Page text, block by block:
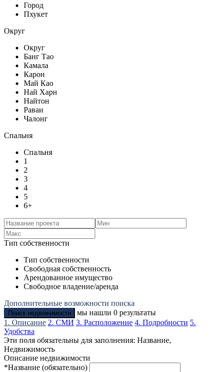
Город
Пхукет
Округ
Округ
Банг Тао
Камала
Карон
Май Као
Най Харн
Найтон
Раваи
Чалонг
Спальня
Спальня
1
2
3
4
5
6+
Тип собственности
Тип собственности
Свободная собственность
Арендованное имущество
Свободное владение/аренда
Дополнительные возможности поиска
Поиск недвижимости мы нашли 0 результаты
1. Описание 2. СМИ 3. Расположение 4. Подробности 5.
Удобства
Эти поля обязательны для заполнения: Название,
Недвижимость
Описание недвижимости
*Название (обязательно)